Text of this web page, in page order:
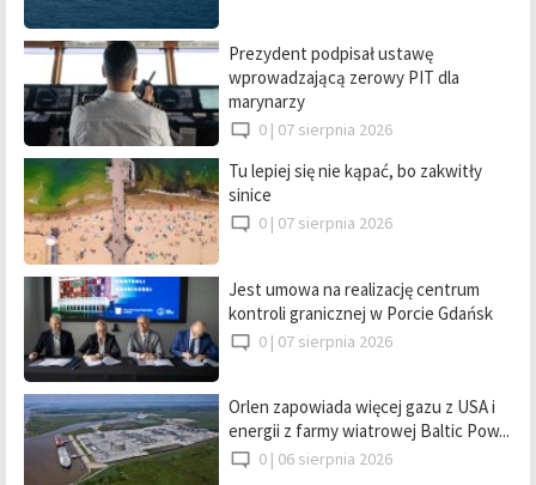
Prezydent podpisał ustawę
wprowadzającą zerowy PIT dla
marynarzy
0 | 07 sierpnia 2026
Tu lepiej się nie kąpać, bo zakwitły
sinice
0 | 07 sierpnia 2026
Jest umowa na realizację centrum
kontroli granicznej w Porcie Gdańsk
0 | 07 sierpnia 2026
Orlen zapowiada więcej gazu z USA i
energii z farmy wiatrowej Baltic Pow...
0 | 06 sierpnia 2026